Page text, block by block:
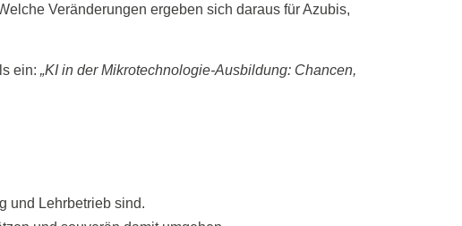
Veränderungen ergeben sich daraus für Azubis,
ein: „KI in der Mikrotechnologie‑Ausbildung: Chancen,
und Lehrbetrieb sind.